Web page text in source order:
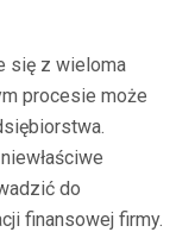
się z wieloma
procesie może
do
finansowej firmy.